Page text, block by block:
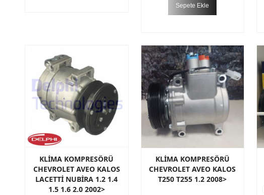
Sepete Ekle
KLİMA KOMPRESÖRÜ
CHEVROLET AVEO KALOS
LACETTİ NUBİRA 1.2 1.4
1.5 1.6 2.0 2002>
KLİMA KOMPRESÖRÜ
CHEVROLET AVEO KALOS
T250 T255 1.2 2008>